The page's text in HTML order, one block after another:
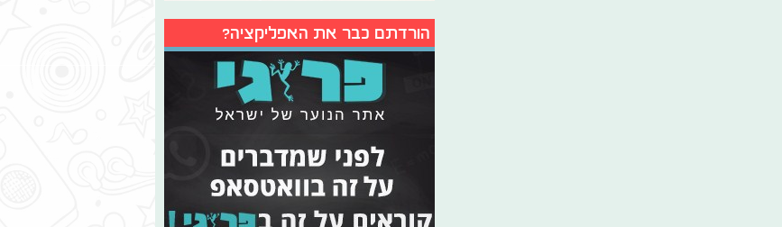
הורדתם כבר את האפליקציה?